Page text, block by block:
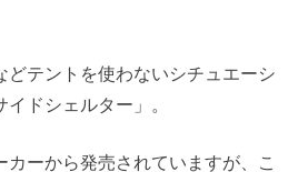
どテントを使わないシチュエーシ
ドシェルター」。
ーから発売されていますが、こ